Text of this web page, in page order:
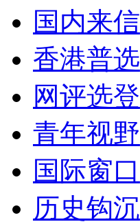
国内来信
香港普选
网评选登
青年视野
国际窗口
历史钩沉